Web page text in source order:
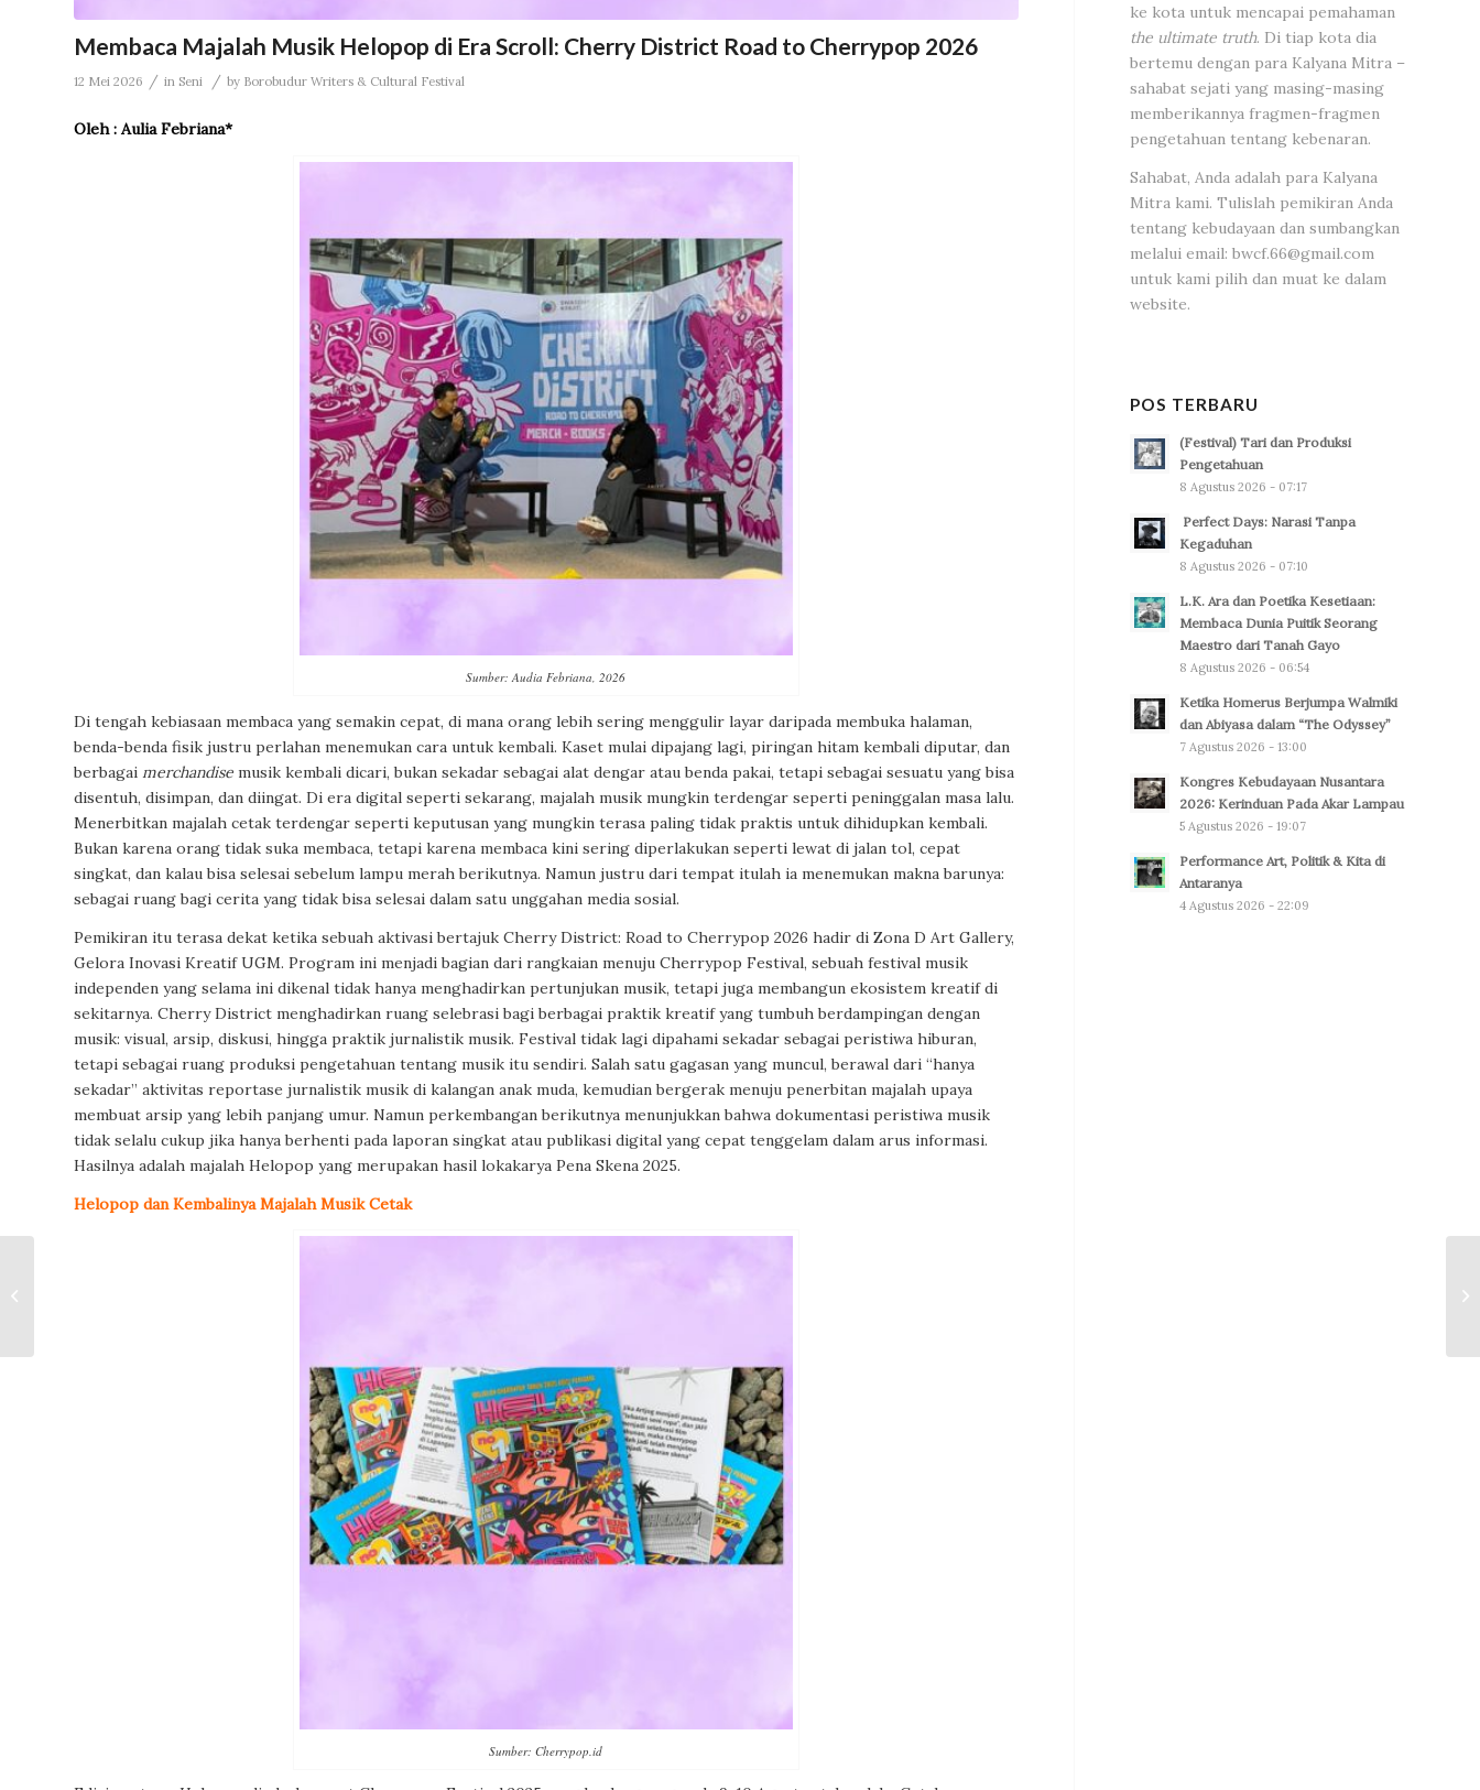
Membaca Majalah Musik Helopop di Era Scroll: Cherry District Road to Cherrypop 2026
12 Mei 2026 / in Seni / by Borobudur Writers & Cultural Festival
Oleh : Aulia Febriana*
Sumber: Audia Febriana, 2026
Di tengah kebiasaan membaca yang semakin cepat, di mana orang lebih sering menggulir layar daripada membuka halaman,
benda-benda fisik justru perlahan menemukan cara untuk kembali. Kaset mulai dipajang lagi, piringan hitam kembali diputar, dan
berbagai merchandise musik kembali dicari, bukan sekadar sebagai alat dengar atau benda pakai, tetapi sebagai sesuatu yang bisa
disentuh, disimpan, dan diingat. Di era digital seperti sekarang, majalah musik mungkin terdengar seperti peninggalan masa lalu.
Menerbitkan majalah cetak terdengar seperti keputusan yang mungkin terasa paling tidak praktis untuk dihidupkan kembali.
Bukan karena orang tidak suka membaca, tetapi karena membaca kini sering diperlakukan seperti lewat di jalan tol, cepat
singkat, dan kalau bisa selesai sebelum lampu merah berikutnya. Namun justru dari tempat itulah ia menemukan makna barunya:
sebagai ruang bagi cerita yang tidak bisa selesai dalam satu unggahan media sosial.
Pemikiran itu terasa dekat ketika sebuah aktivasi bertajuk Cherry District: Road to Cherrypop 2026 hadir di Zona D Art Gallery,
Gelora Inovasi Kreatif UGM. Program ini menjadi bagian dari rangkaian menuju Cherrypop Festival, sebuah festival musik
independen yang selama ini dikenal tidak hanya menghadirkan pertunjukan musik, tetapi juga membangun ekosistem kreatif di
sekitarnya. Cherry District menghadirkan ruang selebrasi bagi berbagai praktik kreatif yang tumbuh berdampingan dengan
musik: visual, arsip, diskusi, hingga praktik jurnalistik musik. Festival tidak lagi dipahami sekadar sebagai peristiwa hiburan,
tetapi sebagai ruang produksi pengetahuan tentang musik itu sendiri. Salah satu gagasan yang muncul, berawal dari “hanya
sekadar” aktivitas reportase jurnalistik musik di kalangan anak muda, kemudian bergerak menuju penerbitan majalah upaya
membuat arsip yang lebih panjang umur. Namun perkembangan berikutnya menunjukkan bahwa dokumentasi peristiwa musik
tidak selalu cukup jika hanya berhenti pada laporan singkat atau publikasi digital yang cepat tenggelam dalam arus informasi.
Hasilnya adalah majalah Helopop yang merupakan hasil lokakarya Pena Skena 2025.
Helopop dan Kembalinya Majalah Musik Cetak
Sumber: Cherrypop.id
ke kota untuk mencapai pemahaman
the ultimate truth. Di tiap kota dia
bertemu dengan para Kalyana Mitra –
sahabat sejati yang masing-masing
memberikannya fragmen-fragmen
pengetahuan tentang kebenaran.
Sahabat, Anda adalah para Kalyana
Mitra kami. Tulislah pemikiran Anda
tentang kebudayaan dan sumbangkan
melalui email: bwcf.66@gmail.com
untuk kami pilih dan muat ke dalam
website.
POS TERBARU
(Festival) Tari dan Produksi
Pengetahuan
8 Agustus 2026 - 07:17
Perfect Days: Narasi Tanpa
Kegaduhan
8 Agustus 2026 - 07:10
L.K. Ara dan Poetika Kesetiaan:
Membaca Dunia Puitik Seorang
Maestro dari Tanah Gayo
8 Agustus 2026 - 06:54
Ketika Homerus Berjumpa Walmiki
dan Abiyasa dalam “The Odyssey”
7 Agustus 2026 - 13:00
Kongres Kebudayaan Nusantara
2026: Kerinduan Pada Akar Lampau
5 Agustus 2026 - 19:07
Performance Art, Politik & Kita di
Antaranya
4 Agustus 2026 - 22:09